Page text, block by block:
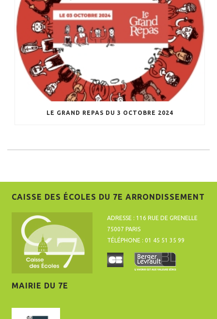
LE GRAND REPAS DU 3 OCTOBRE 2024
CAISSE DES ÉCOLES DU 7E ARRONDISSEMENT
ADRESSE : 116 RUE DE GRENELLE
75007 PARIS
TÉLÉPHONE : 01 45 51 35 99
MAIRIE DU 7E